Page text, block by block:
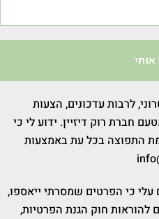
לרבות עדכונים, הצעות
חברת רוק דיזיין. ידוע לי כי
התפוצה בכל עת באמצעות
עלי כי הפרטים שמסרתי ייאספו,
להוראות חוק הגנת הפרטיות,
אותי